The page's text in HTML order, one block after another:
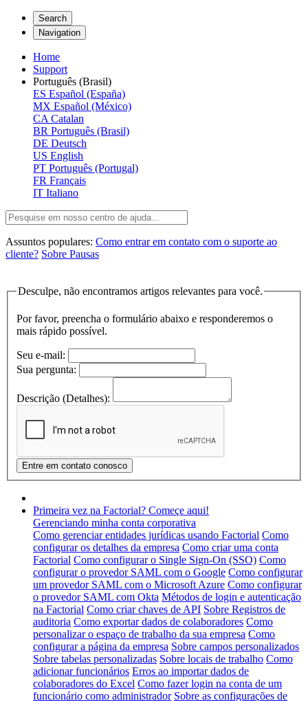
Search
Navigation
Home
Support
Português (Brasil)
ES Español (España)
MX Español (México)
CA Catalan
BR Português (Brasil)
DE Deutsch
US English
PT Português (Portugal)
FR Français
IT Italiano
Assuntos populares: Como entrar em contato com o suporte ao
cliente? Sobre Pausas
Desculpe, não encontramos artigos relevantes para você.
Por favor, preencha o formulário abaixo e responderemos o
mais rápido possível.
Seu e-mail:
Sua pergunta:
Descrição (Detalhes):
Primeira vez na Factorial? Começe aqui!
Gerenciando minha conta corporativa
Como gerenciar entidades jurídicas usando Factorial Como
configurar os detalhes da empresa Como criar uma conta
Factorial Como configurar o Single Sign-On (SSO) Como
configurar o provedor SAML com o Google Como configurar
um provedor SAML com o Microsoft Azure Como configurar
o provedor SAML com Okta Métodos de login e autenticação
na Factorial Como criar chaves de API Sobre Registros de
auditoria Como exportar dados de colaboradores Como
personalizar o espaço de trabalho da sua empresa Como
configurar a página da empresa Sobre campos personalizados
Sobre tabelas personalizadas Sobre locais de trabalho Como
adicionar funcionários Erros ao importar dados de
colaboradores do Excel Como fazer login na conta de um
funcionário como administrador Sobre as configurações de